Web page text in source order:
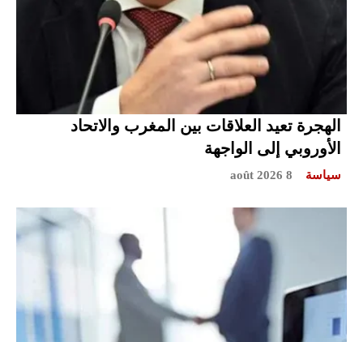
الهجرة تعيد العلاقات بين المغرب والاتحاد
الأوروبي إلى الواجهة
سياسة 8 août 2026